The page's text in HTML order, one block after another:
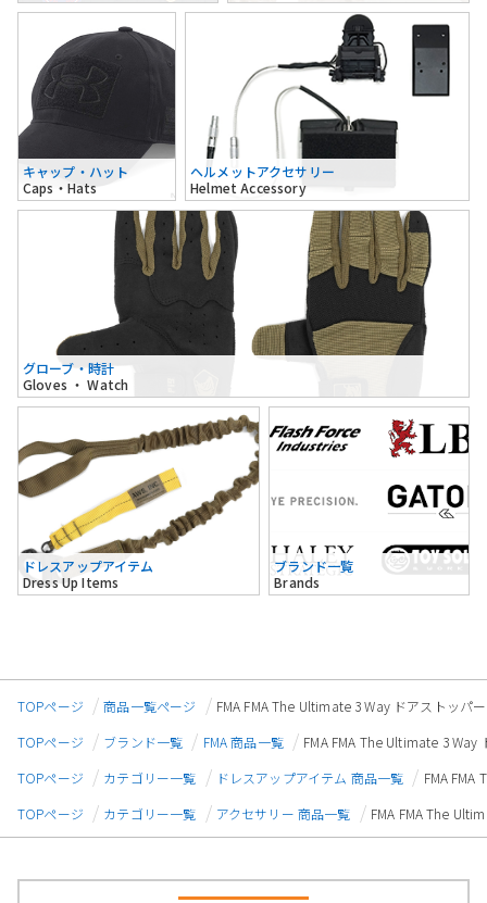
キャップ・ハット
Caps・Hats
ヘルメットアクセサリー
Helmet Accessory
グローブ・時計
Gloves ・ Watch
ドレスアップアイテム
Dress Up Items
ブランド一覧
Brands
TOPページ 商品一覧ページ
FMA FMA The Ultimate 3 Way ドアストッパ
TOPページ
ブランド一覧 FMA 商品一覧
FMA FMA The Ultimate 3 Way
TOPページ
カテゴリー一覧 ドレスアップアイテム 商品一覧
FMA
TOPページ
カテゴリー一覧 アクセサリー 商品一覧 FMA FMA The